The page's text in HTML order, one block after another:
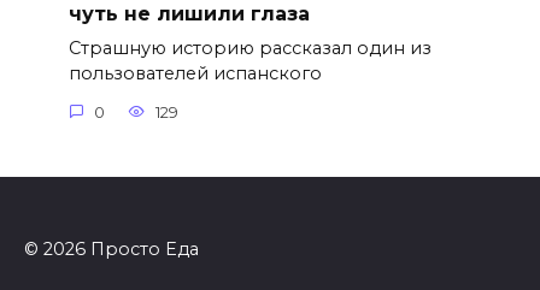
чуть не лишили глаза
Страшную историю рассказал один из
пользователей испанского
0 129
© 2026 Просто Еда